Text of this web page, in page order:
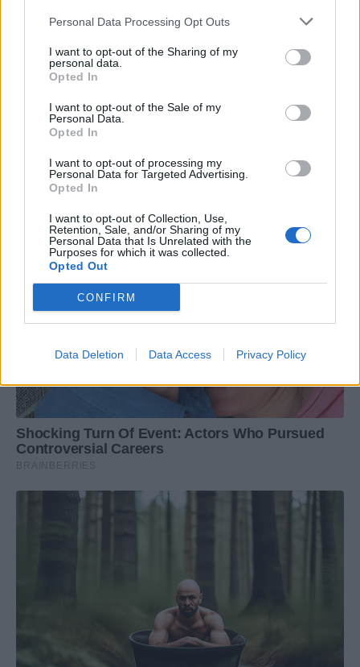
Personal Data Processing Opt Outs
I want to opt-out of the Sharing of my
personal data.
Opted In
I want to opt-out of the Sale of my
Personal Data.
Opted In
I want to opt-out of processing my
Personal Data for Targeted Advertising.
Opted In
I want to opt-out of Collection, Use,
Retention, Sale, and/or Sharing of my
Personal Data that Is Unrelated with the
Purposes for which it was collected.
Opted Out
CONFIRM
Data Deletion Data Access Privacy Policy